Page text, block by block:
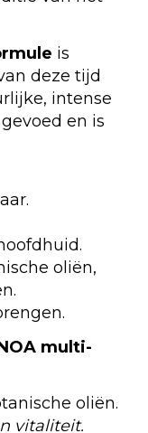
is
deze tijd
intense
en is
oliën,
multi-
oliën.
vitaliteit.